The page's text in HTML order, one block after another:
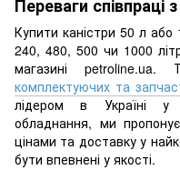
Переваги
Купити каністри 50 л або
240, 480, 500 чи 1000
магазині
комплектуючих та
лідером в Україні у
обладнання, ми
цінами та доставку у
бути впевнені у якості.